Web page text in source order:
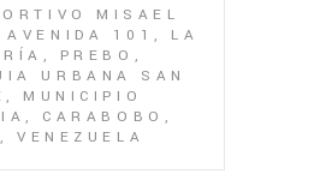
MISAEL
AVENIDA 101, LA
PREBO,
URBANA SAN
MUNICIPIO
CARABOBO,
VENEZUELA